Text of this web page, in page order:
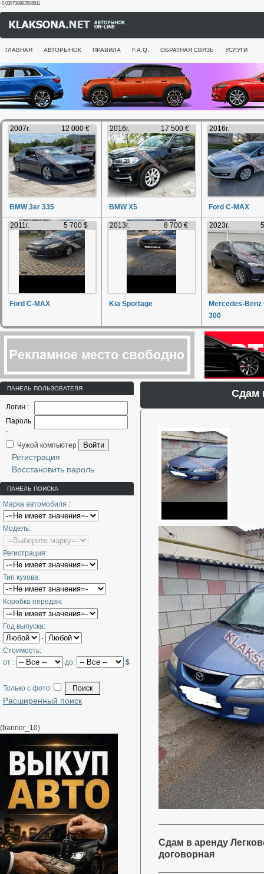
-0.039738893508911
ГЛАВНАЯ АВТОРЫНОК ПРАВИЛА F.A.Q. ОБРАТНАЯ СВЯЗЬ УСЛУГИ
2007г. 12 000 €
BMW 3er 335
2016г. 17 500 €
BMW X5
2016г.
Ford C-MAX
2011г. 5 700 $
Ford C-MAX
2013г. 8 700 €
Kia Sportage
2023г.
Mercedes-Benz
300
ПАНЕЛЬ ПОЛЬЗОВАТЕЛЯ
Логин :
Пароль
:
Чужой компьютер
Войти
Регистрация
Восстановить пароль
ПАНЕЛЬ ПОИСКА
Марка автомобиля :
Модель:
Регистрация:
Тип кузова:
Коробка передач:
Год выпуска:
-
Стоимость:
от :
до: $
Только с фото:
Расширенный поиск
(banner_10)
Сдам
Сдам в аренду
договорная